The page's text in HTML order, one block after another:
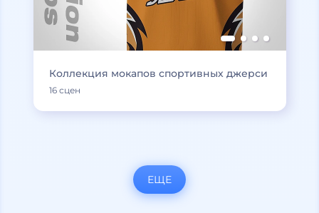
Коллекция мокапов спортивных джерси
16 сцен
ЕЩЕ